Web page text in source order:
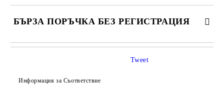
БЪРЗА ПОРЪЧКА БЕЗ РЕГИСТРАЦИЯ
САМО ПОПЪЛНЕТЕ 4 ПОЛЕТА
Информация за Съответствие
Tweet